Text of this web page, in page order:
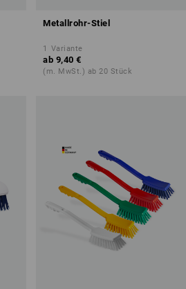
Metallrohr-Stiel
1 Variante
ab 9,40 €
(m. MwSt.) ab 20 Stück